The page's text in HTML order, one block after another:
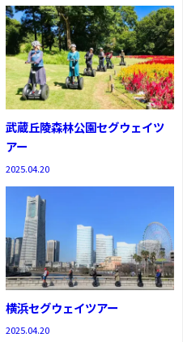
武蔵丘陵森林公園セグウェイツ
アー
2025.04.20
横浜セグウェイツアー
2025.04.20